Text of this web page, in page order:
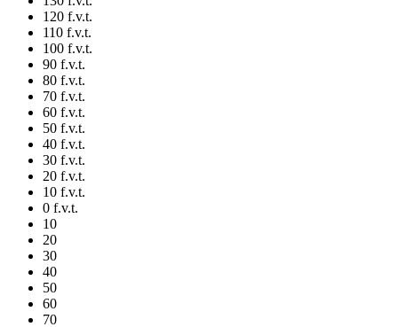
120 f.v.t.
110 f.v.t.
100 f.v.t.
90 f.v.t.
80 f.v.t.
70 f.v.t.
60 f.v.t.
50 f.v.t.
40 f.v.t.
30 f.v.t.
20 f.v.t.
10 f.v.t.
0 f.v.t.
10
20
30
40
50
60
70